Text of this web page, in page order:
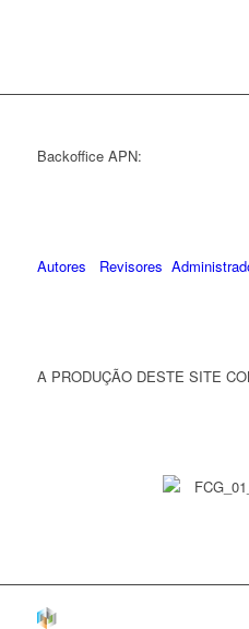
Backoffice APN:
Autores Revisores
A PRODUÇÃO DESTE SITE